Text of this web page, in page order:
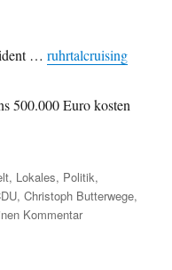
…ruhrtalcruising
500.000 Euro kosten
, Lokales, Politik,
,Christoph Butterwege,
Kommentarzu